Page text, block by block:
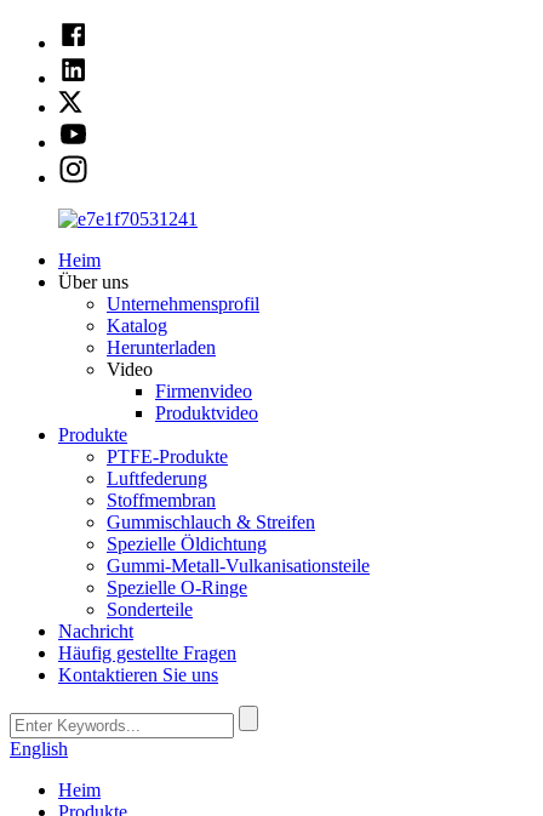
Heim
Über uns
Unternehmensprofil
Katalog
Herunterladen
Video
Firmenvideo
Produktvideo
Produkte
PTFE-Produkte
Luftfederung
Stoffmembran
Gummischlauch & Streifen
Spezielle Öldichtung
Gummi-Metall-Vulkanisationsteile
Spezielle O-Ringe
Sonderteile
Nachricht
Häufig gestellte Fragen
Kontaktieren Sie uns
English
Heim
Produkte